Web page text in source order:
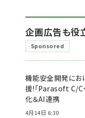
企画広告も役
Sponsored
機能安全開発に
援!「Parasoft C/
化＆AI連携
4月14日 6:30